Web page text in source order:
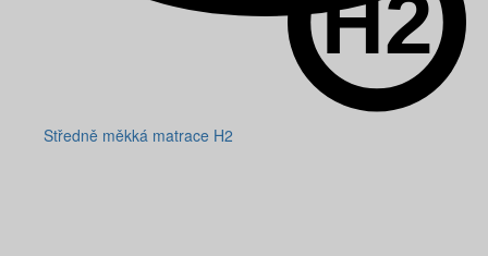
Středně měkká matrace H2